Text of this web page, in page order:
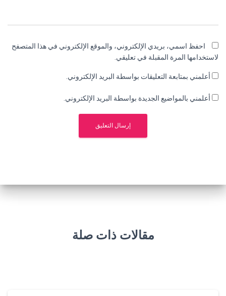
احفظ اسمي، بريدي الإلكتروني، والموقع الإلكتروني في هذا المتصفح
لاستخدامها المرة المقبلة في تعليقي.
أعلمني بمتابعة التعليقات بواسطة البريد الإلكتروني.
أعلمني بالمواضيع الجديدة بواسطة البريد الإلكتروني.
مقالات ذات صلة